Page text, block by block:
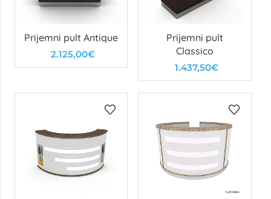
Prijemni pult Antique
2.125,00€
Prijemni pult
Classico
1.437,50€